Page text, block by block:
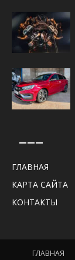
———
ГЛАВНАЯ
КАРТА САЙТА
КОНТАКТЫ
ГЛАВНАЯ